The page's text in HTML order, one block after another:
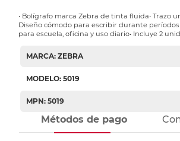
• Bolígrafo marca Zebra de tinta fluida• Trazo
Diseño cómodo para escribir durante períodos
para escuela, oficina y uso diario• Incluye 2
MARCA: ZEBRA
MODELO: 5019
MPN: 5019
Métodos de pago